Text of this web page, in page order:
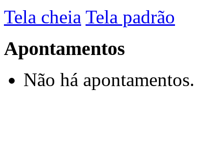
Tela cheia Tela padrão
Apontamentos
Não há apontamentos.